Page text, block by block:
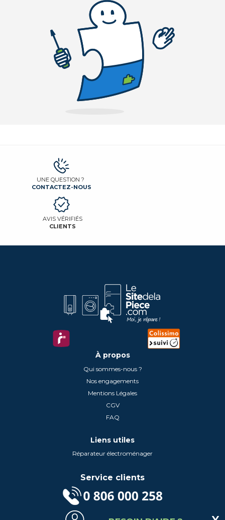
UNE QUESTION ?
CONTACTEZ-NOUS
AVIS VÉRIFIÉS
CLIENTS
À propos
Qui sommes-nous ?
Nos engagements
Mentions Légales
CGV
FAQ
Liens utiles
Réparateur électroménager
Service clients
(Service gratuit + prix d'un appel local)